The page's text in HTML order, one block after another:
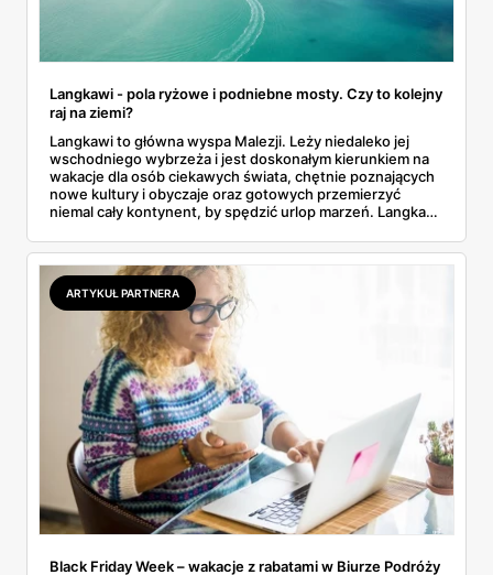
Langkawi - pola ryżowe i podniebne mosty. Czy to kolejny
raj na ziemi?
Langkawi to główna wyspa Malezji. Leży niedaleko jej
wschodniego wybrzeża i jest doskonałym kierunkiem na
wakacje dla osób ciekawych świata, chętnie poznających
nowe kultury i obyczaje oraz gotowych przemierzyć
niemal cały kontynent, by spędzić urlop marzeń. Langkawi
odpocząć.
ARTYKUŁ PARTNERA
Black Friday Week – wakacje z rabatami w Biurze Podróży